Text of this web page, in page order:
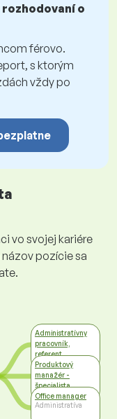
o
férovo.
s ktorým
vždy po
vo svojej kariére
pozície sa
Administratívny
pracovník,
referent
Administratíva
Produktový
manažér -
špecialista
Bankovníctvo
Office manager
Administratíva